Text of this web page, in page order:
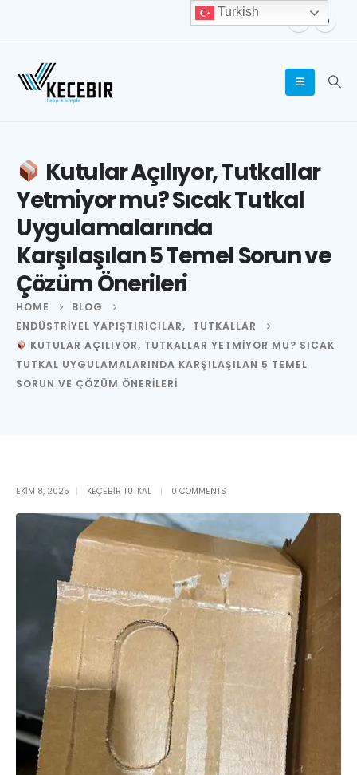
Kutular Açılıyor, Tutkallar
Yetmiyor mu? Sıcak Tutkal
Uygulamalarında
Karşılaşılan 5 Temel Sorun ve
Çözüm Önerileri
HOME
BLOG
ENDÜSTRIYEL YAPIŞTIRICILAR,
TUTKALLAR
KUTULAR AÇILIYOR, TUTKALLAR YETMIYOR MU? SICAK
TUTKAL UYGULAMALARINDA KARŞILAŞILAN 5 TEMEL
SORUN VE ÇÖZÜM ÖNERILERI
EKIM 8, 2025 KEÇEBIR TUTKAL 0 COMMENTS
Turkish